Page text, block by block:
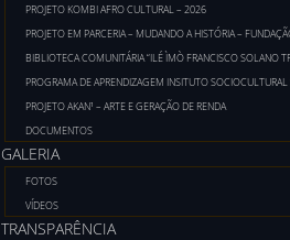
PROJETO KOMBI AFRO CULTURAL – 2026
PROJETO EM PARCERIA – MUDANDO A HISTÓRIA –
BIBLIOTECA COMUNITÁRIA “ILÉ ÌMÒ FRANCISCO SOLANO
PROGRAMA DE APRENDIZAGEM INSITUTO
PROJETO AKAN¹ – ARTE E GERAÇÃO DE RENDA
DOCUMENTOS
GALERIA
FOTOS
VÍDEOS
TRANSPARÊNCIA